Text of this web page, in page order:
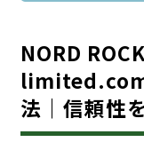
NORD
limited.com
法｜信頼性